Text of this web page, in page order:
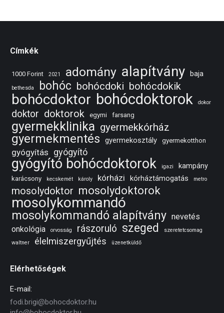
Címkék
1000 Forint 2021 adomány alapítvány baja
bethesda bohóc bohócdoki bohócdokik
bohócdoktor bohócdoktorok dokor
doktor doktorok egymi farsang
gyermekklinika gyermekkórház
gyermekmentés gyermekosztály gyermekotthon
gyógyítás gyógyító
gyógyító bohócdoktorok igazi kampány
karácsony kecskemét károly kórházi kórháztámogatás metro
mosolydoktor mosolydoktorok
mosolykommandó
mosolykommandó alapítvány nevetés
onkológia
orvosság rászoruló szeged
szeretetcsomag
waltner
élelmiszergyűjtés üzenetküldő
Elérhetőségek
E-mail:
fodi.brigi@bohocdoktor.hu